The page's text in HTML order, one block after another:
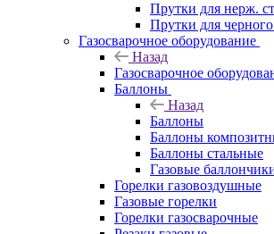
Прутки для нерж.
Прутки для
Газосварочное оборудование
Назад
Газосварочное
Баллоны
Назад
Баллоны
Баллоны
Баллоны стальные
Газовые
Горелки газовоздушные
Газовые горелки
Горелки газосварочные